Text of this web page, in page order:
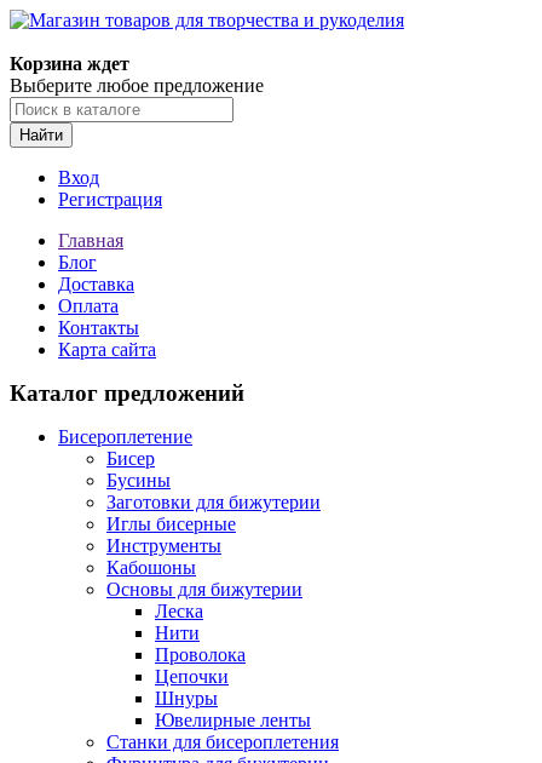
Корзина ждет
Выберите любое предложение
Найти
Вход
Регистрация
Главная
Блог
Доставка
Оплата
Контакты
Карта сайта
Каталог предложений
Бисероплетение
Бисер
Бусины
Заготовки для бижутерии
Иглы бисерные
Инструменты
Кабошоны
Основы для бижутерии
Леска
Нити
Проволока
Цепочки
Шнуры
Ювелирные ленты
Станки для бисероплетения